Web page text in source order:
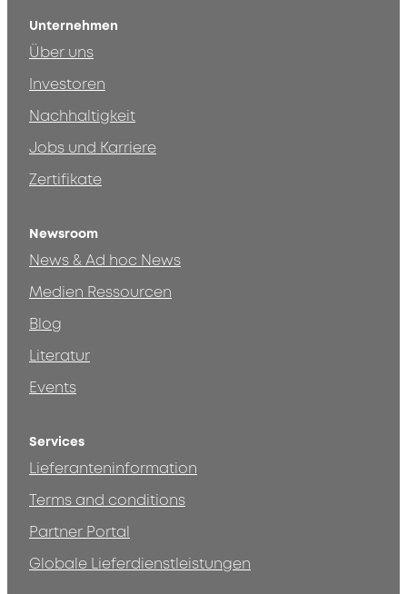
Unternehmen
Über uns
Investoren
Nachhaltigkeit
Jobs und Karriere
Zertifikate
Newsroom
News & Ad hoc News
Medien Ressourcen
Blog
Literatur
Events
Services
Lieferanteninformation
Terms and conditions
Partner Portal
Globale Lieferdienstleistungen